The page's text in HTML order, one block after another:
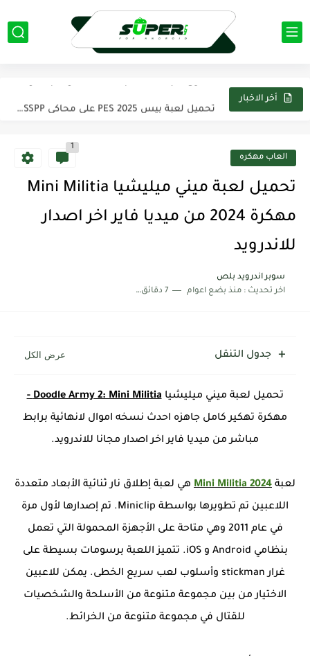
أخر الاخبار
تحميل تطبيق كيك Cake لتعلم اللغه الانجليزية اخر اصدار من...
تحميل لعبة Modern Warships مهكرة 2025 من ميديافاير آخر اصدار... العاب مهكره
1
تحميل لعبة ميني ميليشيا Mini Militia
مهكرة 2024 من ميديا فاير اخر اصدار
للاندرويد
سوبر اندرويد بلص
اخر تحديث :منذ بضع اعوام 7 دقائق للقراءة
جدول التنقل
تحميل لعبة ميني ميليشياDoodle Army 2: Mini Militia -
مهكرة تهكير كامل جاهزه احدث نسخه اموال لانهائية برابط
مباشر من ميديا فاير اخر اصدار مجانا للاندرويد.
لعبة Mini Militia 2024 هي لعبة إطلاق نار ثنائية الأبعاد متعددة
اللاعبين تم تطويرها بواسطة Miniclip. تم إصدارها لأول مرة
في عام 2011 وهي متاحة على الأجهزة المحمولة التي تعمل
بنظامي Android و iOS. تتميز اللعبة برسومات بسيطة على
غرار stickman وأسلوب لعب سريع الخطى. يمكن للاعبين
الاختيار من بين مجموعة متنوعة من الأسلحة والشخصيات
للقتال في مجموعة متنوعة من الخرائط.